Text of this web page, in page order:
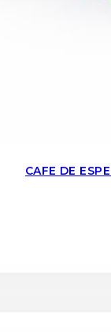
CAFE DE